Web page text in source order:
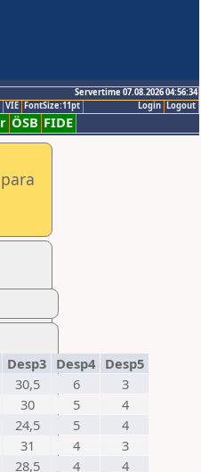
Servertime 07.08.2026 04:56:34
Logout
Login
VIE FontSize:11pt
ÖSB FIDE
Desp3 Desp4 Desp5
30,5 6
3
30 5
4
24,5 5
4
31 4
3
28,5 4
4